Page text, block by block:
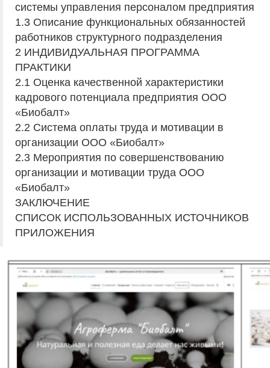
системы управления персоналом предприятия
1.3 Описание функциональных обязанностей
работников структурного подразделения
2 ИНДИВИДУАЛЬНАЯ ПРОГРАММА
ПРАКТИКИ
2.1 Оценка качественной характеристики
кадрового потенциала предприятия ООО
«Биобалт»
2.2 Система оплаты труда и мотивации в
организации ООО «Биобалт»
2.3 Мероприятия по совершенствованию
организации и мотивации труда ООО
«Биобалт»
ЗАКЛЮЧЕНИЕ
СПИСОК ИСПОЛЬЗОВАННЫХ ИСТОЧНИКОВ
ПРИЛОЖЕНИЯ